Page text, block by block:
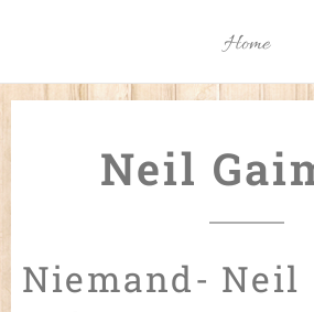
Home
Neil
Niemand- Neil